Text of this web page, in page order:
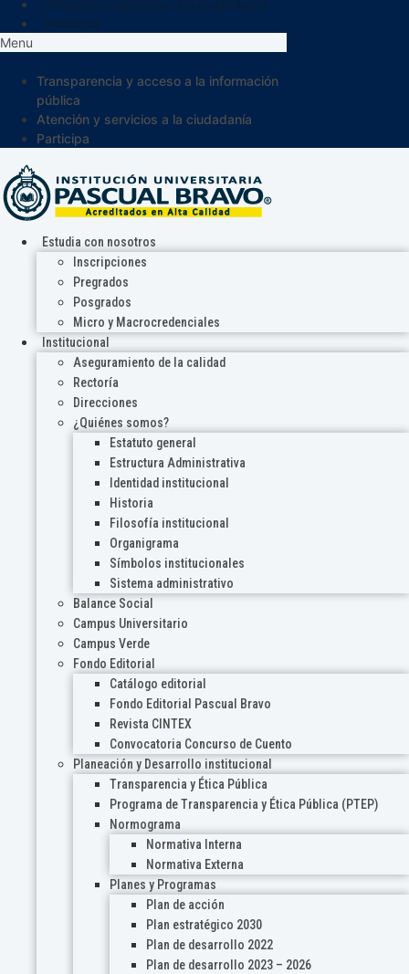
Menu
Transparencia y acceso a la información
pública
Atención y servicios a la ciudadanía
Participa
Estudia con nosotros
Inscripciones
Pregrados
Posgrados
Micro y Macrocredenciales
Institucional
Aseguramiento de la calidad
Rectoría
Direcciones
¿Quiénes somos?
Estatuto general
Estructura Administrativa
Identidad institucional
Historia
Filosofía institucional
Organigrama
Símbolos institucionales
Sistema administrativo
Balance Social
Campus Universitario
Campus Verde
Fondo Editorial
Catálogo editorial
Fondo Editorial Pascual Bravo
Revista CINTEX
Convocatoria Concurso de Cuento
Planeación y Desarrollo institucional
Transparencia y Ética Pública
Programa de Transparencia y Ética Pública (PTEP)
Normograma
Normativa Interna
Normativa Externa
Planes y Programas
Plan de acción
Plan estratégico 2030
Plan de desarrollo 2022
Plan de desarrollo 2023 – 2026